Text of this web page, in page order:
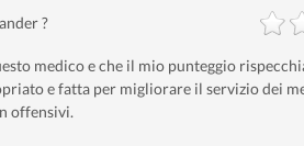
?
medico e che il mio punteggio
e fatta per migliorare il servizio dei
offensivi.